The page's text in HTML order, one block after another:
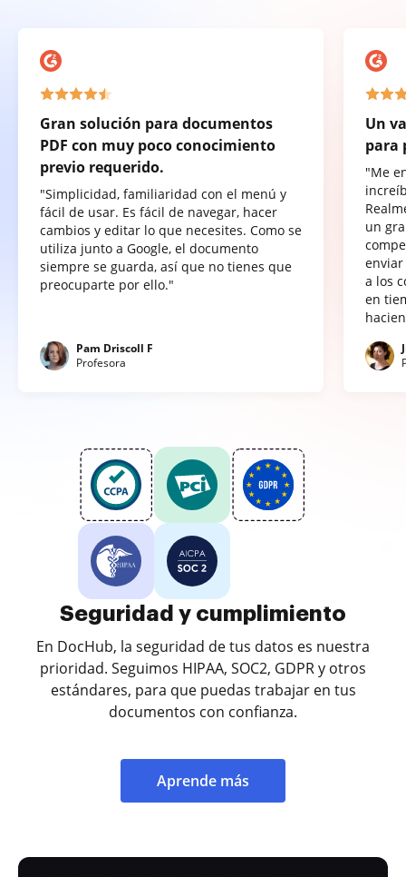
Gran solución para documentos
PDF con muy poco conocimiento
previo requerido.
"Simplicidad, familiaridad con el menú y
fácil de usar. Es fácil de navegar, hacer
cambios y editar lo que necesites. Como se
utiliza junto a Google, el documento
siempre se guarda, así que no tienes que
preocuparte por ello."
Pam Driscoll F
Profesora
Un
para
"Me
un
a los
en
Seguridad y cumplimiento
En DocHub, la seguridad de tus datos es nuestra
prioridad. Seguimos HIPAA, SOC2, GDPR y otros
estándares, para que puedas trabajar en tus
documentos con confianza.
Aprende más